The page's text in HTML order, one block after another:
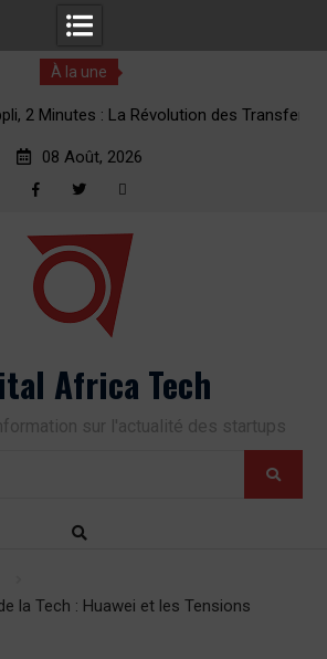
À la une
: La Révolution des Transferts d’Argent
08 Août, 2026
Africa Tech
sur l'actualité des startups
la Tech : Huawei et les Tensions